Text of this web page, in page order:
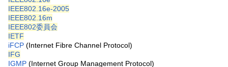
IEEE802.16e-2005
IEEE802.16m
IEEE802委員会
IETF
iFCP (Internet Fibre Channel Protocol)
IFG
IGMP (Internet Group Management Protocol)